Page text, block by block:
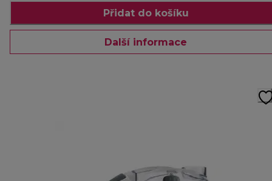
Přidat do košíku
Další informace